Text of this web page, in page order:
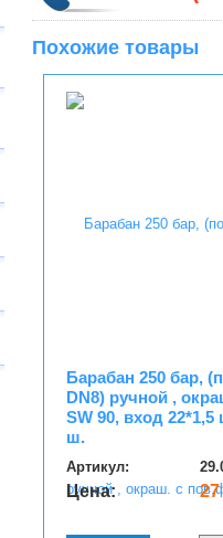
Похожие товары
Барабан 250 бар,
DN8) ручной ,
SW 90, вход
ш.
Артикул:
Цена: